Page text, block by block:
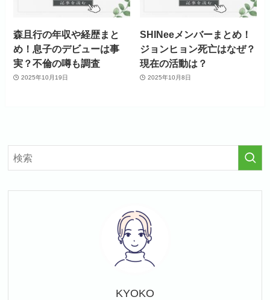
森且行の年収や経歴まと
め！息子のデビューは事
実？不倫の噂も調査
2025年10月19日
SHINeeメンバーまとめ！
ジョンヒョン死亡はなぜ？
現在の活動は？
2025年10月8日
KYOKO